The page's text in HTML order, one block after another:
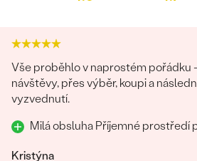
Vše proběhlo v naprostém pořádku
návštěvy, přes výběr, koupi a
vyzvednutí.
Milá obsluha Příjemné prostředí
Kristýna